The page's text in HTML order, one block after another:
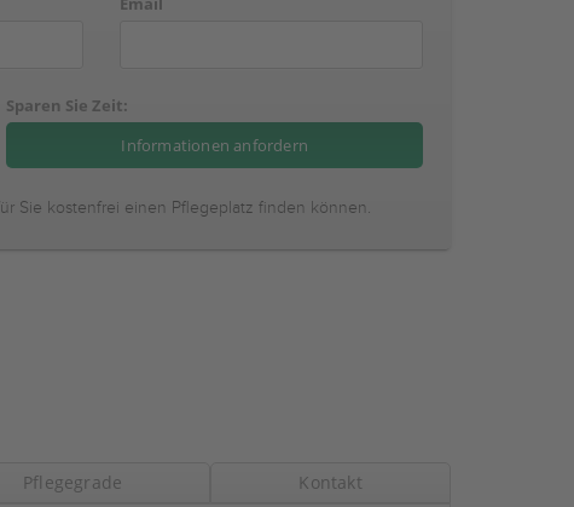
Sparen Sie Zeit:
Sie kostenfrei einen Pflegeplatz finden können.
Pflegegrade Kontakt